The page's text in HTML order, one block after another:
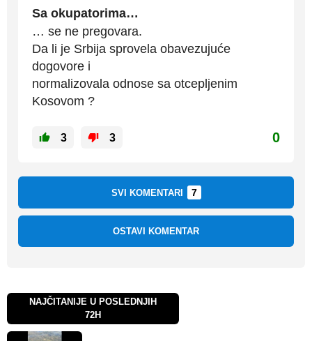
Sa okupatorima…
… se ne pregovara.
Da li je Srbija sprovela obavezujuće
dogovore i
normalizovala odnose sa otcepljenim
Kosovom ?
3 3 0
SVI KOMENTARI 7
OSTAVI KOMENTAR
NAJČITANIJE U POSLEDNJIH
72H